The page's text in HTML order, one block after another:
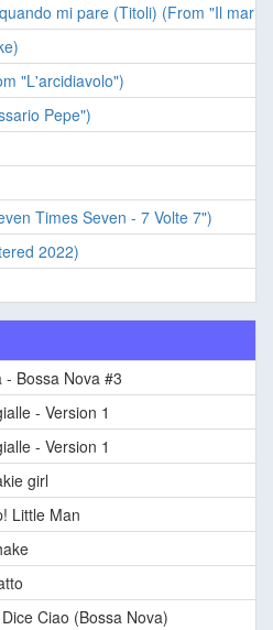
mi pare (Titoli) (From "Il
"L'arcidiavolo")
Pepe")
Times Seven - 7 Volte 7")
2022)
- Bossa Nova #3
- Version 1
- Version 1
girl
Little Man
Ciao (Bossa Nova)